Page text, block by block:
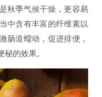
秋季气候干燥，更容易
中含有丰富的纤维素以
肠道蠕动，促进排便，
的效果。